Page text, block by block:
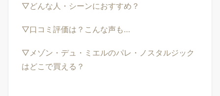
▽どんな人・シーンにおすすめ？
▽口コミ評価は？こんな声も…
▽メゾン・デュ・ミエルのパレ・ノスタルジック
はどこで買える？